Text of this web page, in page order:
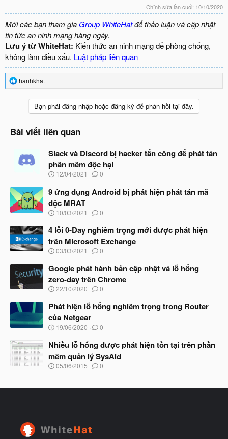
Chỉnh sửa lần cuối: 10/10/2020
Mời các bạn tham gia Group WhiteHatđể thảo luận và cập nhật
tin tức an ninh mạng hàng ngày.
Lưu ý từ WhiteHat: Kiến thức an ninh mạng để phòng chống,
không làm điều xấu. Luật pháp liên quan
R
e
o
n
hanhkhat
Bạn phải đăng nhập hoặc đăng ký để phản hồi tại đây.
Bài viết liên quan
Slack và Discord bị hacker tấn công để phát tán
phần mềm độc hại
N
à
y
b
ắ
đ
ầ
u
12/04/2021 0
9 ứng dụng Android bị phát hiện phát tán mã
độc MRAT
N
à
b
ắ
đ
ầ
u
10/03/2021 0
4 lỗi 0-Day nghiêm trọng mới được phát hiện
trên Microsoft Exchange
N
à
b
ắ
đ
ầ
u
03/03/2021 0
Google phát hành bản cập nhật vá lỗ hổng
zero-day trên Chrome
N
à
b
ắ
đ
ầ
u
22/10/2020 0
Phát hiện lỗ hổng nghiêm trọng trong Router
của Netgear
N
à
y
b
ắ
19/06/2020 0
Nhiều lỗ hổng được phát hiện tồn tại trên phần
mềm quản lý SysAid
N
y
ầ
05/06/2015 0